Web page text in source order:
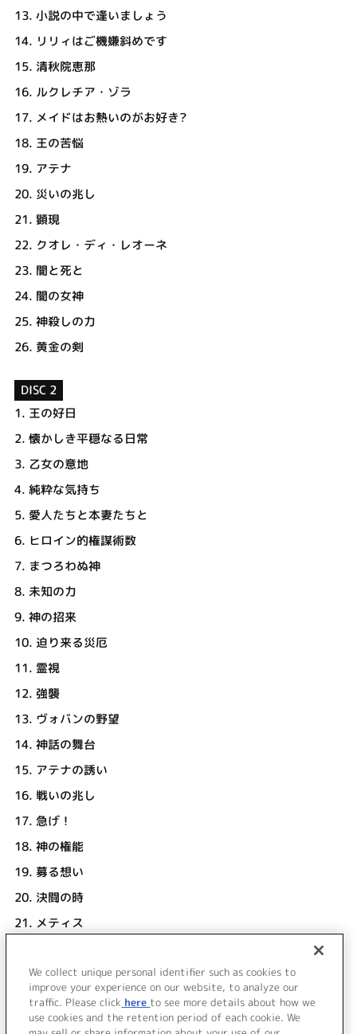
13. 小説の中で逢いましょう
14. リリィはご機嫌斜めです
15. 清秋院恵那
16. ルクレチア・ゾラ
17. メイドはお熱いのがお好き?
18. 王の苦悩
19. アテナ
20. 災いの兆し
21. 顕現
22. クオレ・ディ・レオーネ
23. 闇と死と
24. 闇の女神
25. 神殺しの力
26. 黄金の剣
DISC 2
1. 王の好日
2. 懐かしき平穏なる日常
3. 乙女の意地
4. 純粋な気持ち
5. 愛人たちと本妻たちと
6. ヒロイン的権謀術数
7. まつろわぬ神
8. 未知の力
9. 神の招来
10. 迫り来る災厄
11. 霊視
12. 強襲
13. ヴォバンの野望
14. 神話の舞台
15. アテナの誘い
16. 戦いの兆し
17. 急げ！
18. 神の権能
19. 募る想い
20. 決闘の時
21. メティス
23.BRAVE BLADE! (TV ver.)
桜川めぐ
We collect unique personal identifier such as cookies to
improve your experience on our website, to analyze our
traffic. Please click here to see more details about how we
use cookies and the retention period of each cookie. We